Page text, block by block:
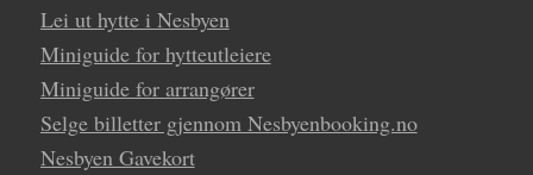
Lei ut hytte i Nesbyen
Miniguide for hytteutleiere
Miniguide for arrangører
Selge billetter gjennom Nesbyenbooking.no
Nesbyen Gavekort